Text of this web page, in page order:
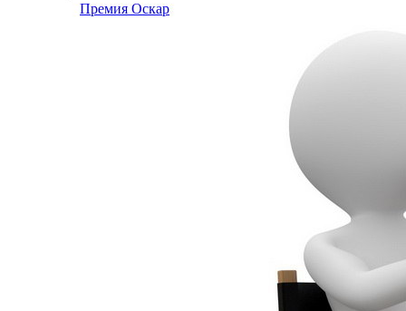
Премия Оскар